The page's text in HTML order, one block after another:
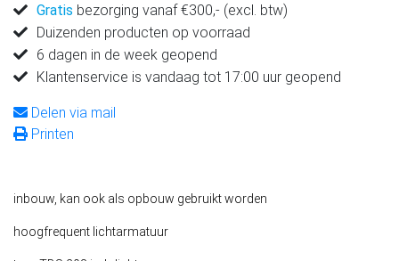
Gratis bezorging vanaf €300,- (excl. btw)
Duizenden producten op voorraad
6 dagen in de week geopend
Klantenservice is vandaag tot 17:00 uur geopend
Delen via mail
Printen
inbouw, kan ook als opbouw gebruikt worden
hoogfrequent lichtarmatuur